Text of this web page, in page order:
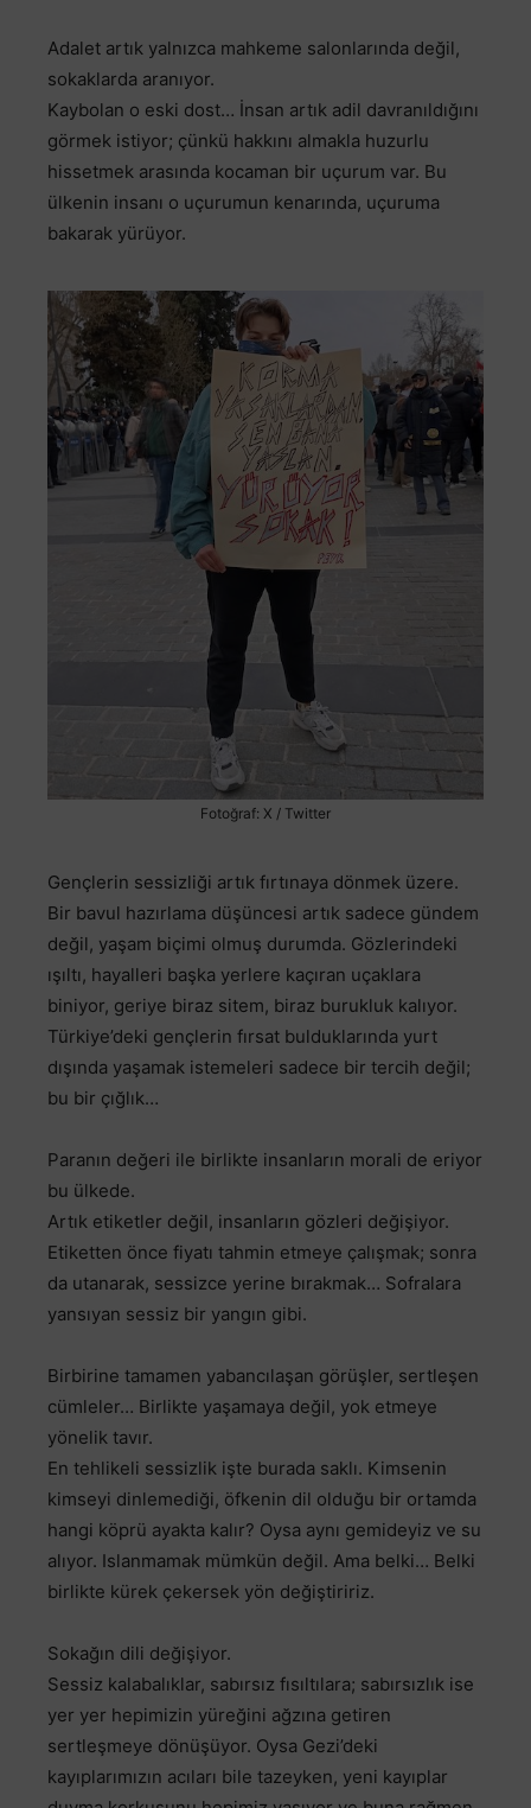
Adalet artık yalnızca mahkeme salonlarında değil,
sokaklarda aranıyor.
Kaybolan o eski dost… İnsan artık adil davranıldığını
görmek istiyor; çünkü hakkını almakla huzurlu
hissetmek arasında kocaman bir uçurum var. Bu
ülkenin insanı o uçurumun kenarında, uçuruma
bakarak yürüyor.
Fotoğraf: X / Twitter
Gençlerin sessizliği artık fırtınaya dönmek üzere.
Bir bavul hazırlama düşüncesi artık sadece gündem
değil, yaşam biçimi olmuş durumda. Gözlerindeki
ışıltı, hayalleri başka yerlere kaçıran uçaklara
biniyor, geriye biraz sitem, biraz burukluk kalıyor.
Türkiye’deki gençlerin fırsat bulduklarında yurt
dışında yaşamak istemeleri sadece bir tercih değil;
bu bir çığlık…
Paranın değeri ile birlikte insanların morali de eriyor
bu ülkede.
Artık etiketler değil, insanların gözleri değişiyor.
Etiketten önce fiyatı tahmin etmeye çalışmak; sonra
da utanarak, sessizce yerine bırakmak… Sofralara
yansıyan sessiz bir yangın gibi.
Birbirine tamamen yabancılaşan görüşler, sertleşen
cümleler… Birlikte yaşamaya değil, yok etmeye
yönelik tavır.
En tehlikeli sessizlik işte burada saklı. Kimsenin
kimseyi dinlemediği, öfkenin dil olduğu bir ortamda
hangi köprü ayakta kalır? Oysa aynı gemideyiz ve su
alıyor. Islanmamak mümkün değil. Ama belki… Belki
birlikte kürek çekersek yön değiştiririz.
Sokağın dili değişiyor.
Sessiz kalabalıklar, sabırsız fısıltılara; sabırsızlık ise
yer yer hepimizin yüreğini ağzına getiren
sertleşmeye dönüşüyor. Oysa Gezi’deki
kayıplarımızın acıları bile tazeyken, yeni kayıplar